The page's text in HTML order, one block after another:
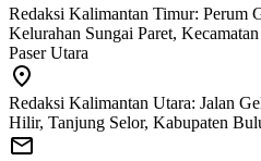
Redaksi Kalimantan Timur: Perum
Kelurahan Sungai Paret,
Paser Utara
Redaksi Kalimantan Utara: Jalan
Hilir, Tanjung Selor, Kabupaten